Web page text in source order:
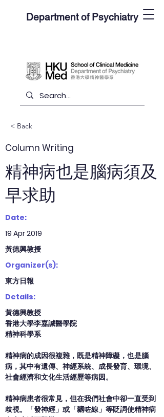
Department of Psychiatry
< Back
Column Writing
精神病也是腦病須及
早求助
Date:
19 Apr 2019
黃德興教授
Organizer(s):
東方日報
Details:
黃德興教授
香港大學李嘉誠醫學院
精神科學系
精神病的成因很複雜，既是精神障礙，也是腦
病，其中有遺傳、神經系統、成長發育、環境、
社會經濟和文化生活經歷等病因。
精神病患者很常見，但在我們社會中卻一直受到
歧視。「發神經」或「黐咗線」等貶詞使精神病